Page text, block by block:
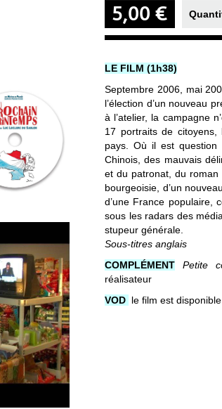
5,00 €
LE FILM (1h38)
Septembre 2006, mai
l’élection d’un nouveau
à l’atelier, la campagne
17 portraits de
pays. Où il est question
Chinois, des mauvais
et du patronat, du
bourgeoisie, d’un
d’une France populaire,
sous les radars des
stupeur générale.
Sous-titres anglais
COMPLÉMENT
Petite
réalisateur
VOD le film est